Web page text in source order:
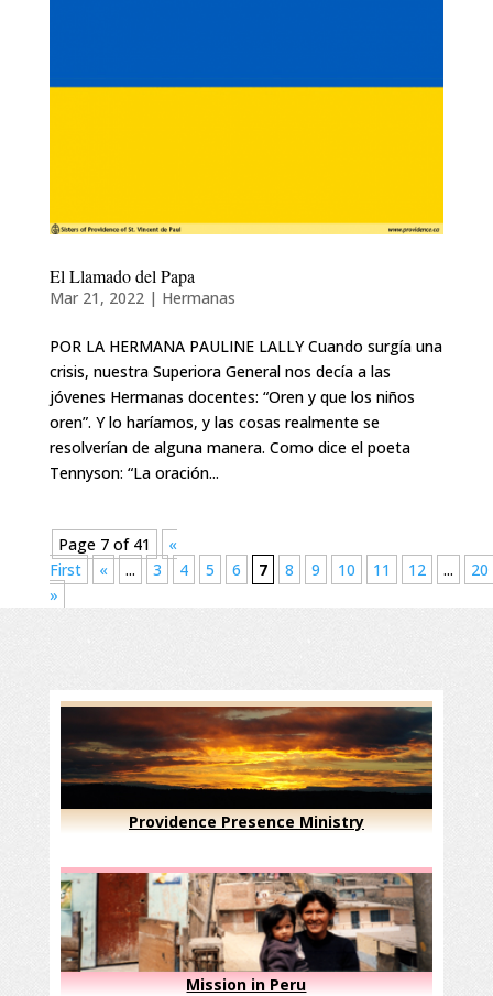
El Llamado del Papa
Mar 21, 2022| Hermanas
POR LA HERMANA PAULINE LALLY Cuando surgía una
crisis, nuestra Superiora General nos decía a las
jóvenes Hermanas docentes: “Oren y que los niños
oren”. Y lo haríamos, y las cosas realmente se
resolverían de alguna manera. Como dice el poeta
Tennyson: “La oración...
Page 7 of 41
«
First
« ... 3 4 5 6 7 8 9 10 11 12 ...
20
»
Providence Presence Ministry
Mission in Peru